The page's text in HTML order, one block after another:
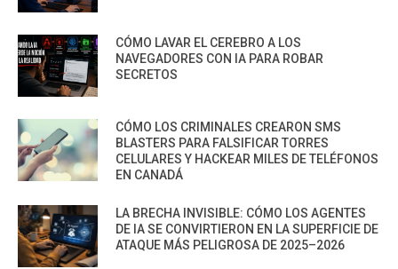
CÓMO LAVAR EL CEREBRO A LOS
NAVEGADORES CON IA PARA ROBAR
SECRETOS
CÓMO LOS CRIMINALES CREARON SMS
BLASTERS PARA FALSIFICAR TORRES
CELULARES Y HACKEAR MILES DE TELÉFONOS
EN CANADÁ
LA BRECHA INVISIBLE: CÓMO LOS AGENTES
DE IA SE CONVIRTIERON EN LA SUPERFICIE DE
ATAQUE MÁS PELIGROSA DE 2025–2026